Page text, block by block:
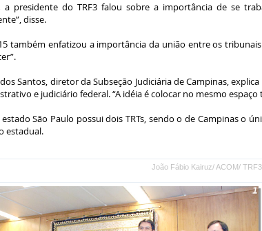
presidente do TRF3 falou sobre a importância de se
disse.
também enfatizou a importância da união entre os
Santos, diretor da Subseção Judiciária de Campinas,
e judiciário federal. “A idéia é colocar no mesmo
São Paulo possui dois TRTs, sendo o de Campinas o
estadual.
João Fábio Kairuz/ ACOM/ TRF3